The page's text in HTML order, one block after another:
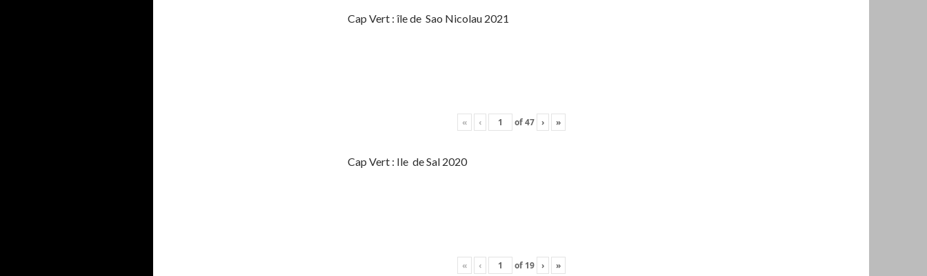
Cap Vert : île de Sao Nicolau 2021
« ‹ of47 › »
Cap Vert : Ile de Sal 2020
« ‹ of 19 › »